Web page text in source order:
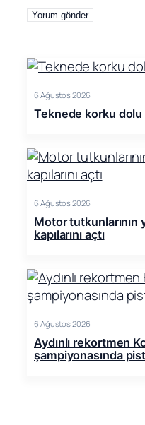
6 Ağustos 2026
Teknede korku dolu
6 Ağustos 2026
Motor tutkunlarının
kapılarını açtı
6 Ağustos 2026
Aydınlı rekortmen
şampiyonasında